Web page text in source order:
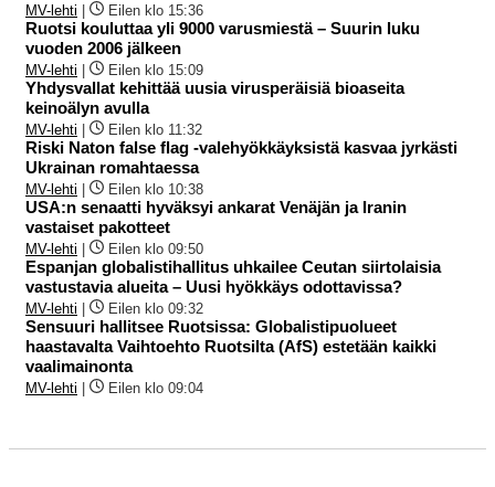
MV-lehti Eilen klo 15:36
Ruotsi kouluttaa yli 9000 varusmiestä – Suurin luku
vuoden 2006 jälkeen
MV-lehti Eilen klo 15:09
Yhdysvallat kehittää uusia virusperäisiä bioaseita
keinoälyn avulla
MV-lehti Eilen klo 11:32
Riski Naton false flag -valehyökkäyksistä kasvaa jyrkästi
Ukrainan romahtaessa
MV-lehti Eilen klo 10:38
USA:n senaatti hyväksyi ankarat Venäjän ja Iranin
vastaiset pakotteet
MV-lehti Eilen klo 09:50
Espanjan globalistihallitus uhkailee Ceutan siirtolaisia
vastustavia alueita – Uusi hyökkäys odottavissa?
MV-lehti Eilen klo 09:32
Sensuuri hallitsee Ruotsissa: Globalistipuolueet
haastavalta Vaihtoehto Ruotsilta (AfS) estetään kaikki
vaalimainonta
MV-lehti Eilen klo 09:04